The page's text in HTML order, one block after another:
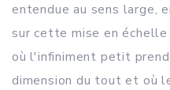
entendue au sens large,
sur cette mise en
où l'infiniment petit
dimension du tout et où